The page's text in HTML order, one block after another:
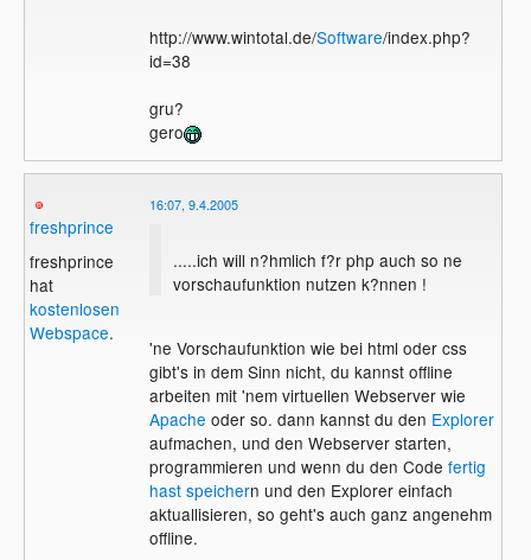
http://www.wintotal.de/Software/index.php?
id=38
gru?
gero
freshprince
freshprince
hat
kostenlosen
Webspace.
16:07, 9.4.2005
.....ich will n?hmlich f?r php auch so ne
vorschaufunktion nutzen k?nnen !
'ne Vorschaufunktion wie bei html oder css
gibt's in dem Sinn nicht, du kannst offline
arbeiten mit 'nem virtuellen Webserver wie
Apache oder so. dann kannst du den Explorer
aufmachen, und den Webserver starten,
programmieren und wenn du den Code fertig
hast speichern und den Explorer einfach
aktuallisieren, so geht's auch ganz angenehm
offline.